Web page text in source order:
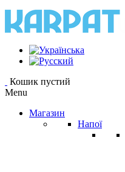
Кошик пустий
Menu
Магазин
Напої